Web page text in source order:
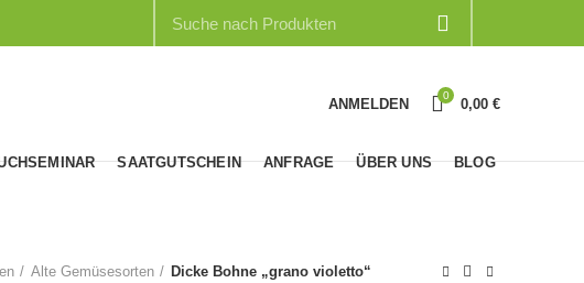
ANMELDEN 0 0,00 €
SAATGUTSCHEIN ANFRAGE ÜBER UNS BLOG
Alte Gemüsesorten Dicke Bohne „grano violetto“